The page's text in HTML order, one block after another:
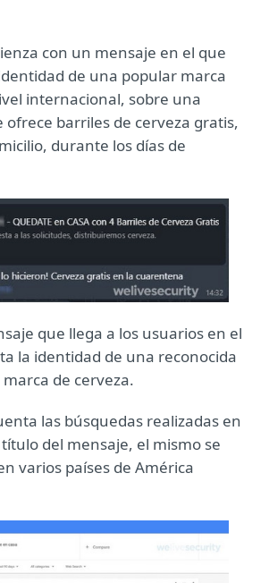
con un mensaje en el que
de una popular marca
internacional, sobre una
ofrece barriles de cerveza gratis,
durante los días de
que llega a los usuarios en el
la identidad de una reconocida
marca de cerveza.
las búsquedas realizadas en
del mensaje, el mismo se
varios países de América